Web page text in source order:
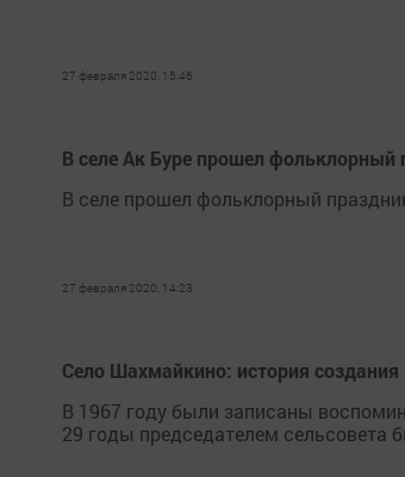
27 февраля 2020, 15:46
В селе Ак Буре прошел фольклорный
В селе прошел фольклорный
27 февраля 2020, 14:23
Село Шахмайкино: история создания
В 1967 году были записаны
29 годы председателем сельсовета